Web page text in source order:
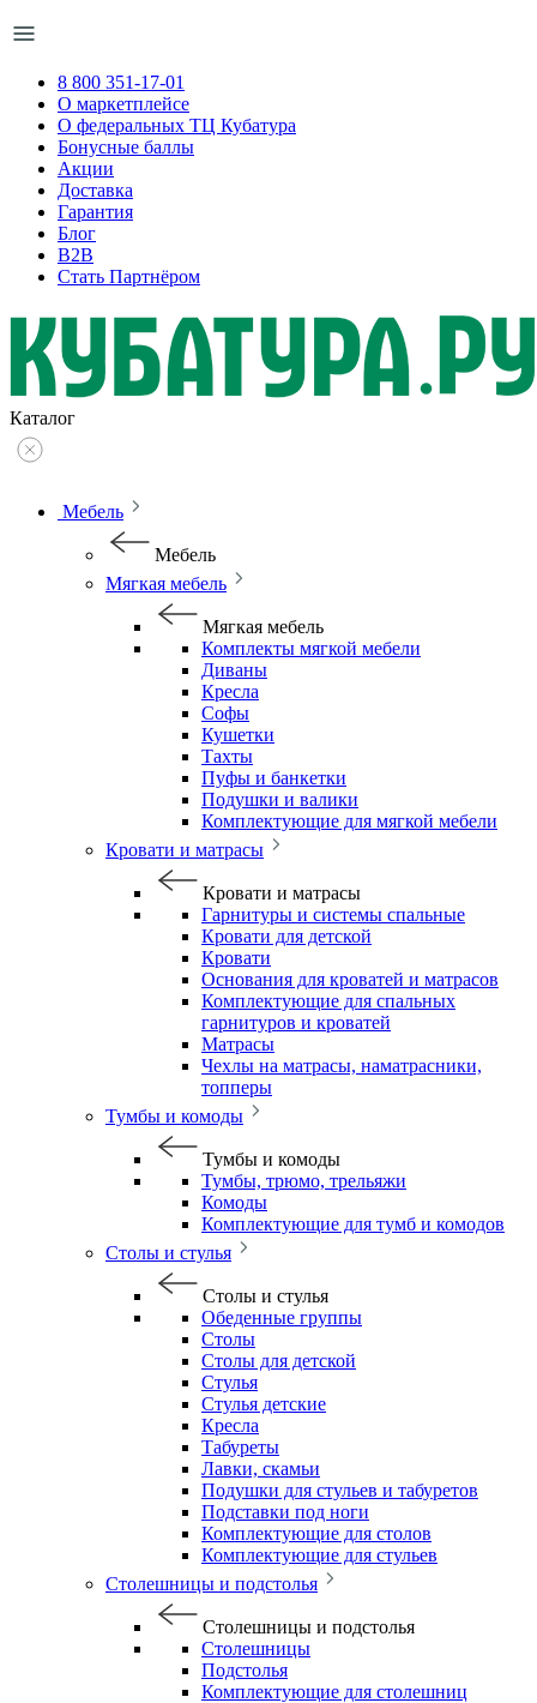
8 800 351-17-01
О маркетплейсе
О федеральных ТЦ Кубатура
Бонусные баллы
Акции
Доставка
Гарантия
Блог
B2B
Стать Партнёром
Каталог
Мебель
Мебель
Мягкая мебель
Мягкая мебель
Комплекты мягкой мебели
Диваны
Кресла
Софы
Кушетки
Тахты
Пуфы и банкетки
Подушки и валики
Комплектующие для мягкой мебели
Кровати и матрасы
Кровати и матрасы
Гарнитуры и системы спальные
Кровати для детской
Кровати
Основания для кроватей и матрасов
Комплектующие для спальных
гарнитуров и кроватей
Матрасы
Чехлы на матрасы, наматрасники,
топперы
Тумбы и комоды
Тумбы и комоды
Тумбы, трюмо, трельяжи
Комоды
Комплектующие для тумб и комодов
Столы и стулья
Столы и стулья
Обеденные группы
Столы
Столы для детской
Стулья
Стулья детские
Кресла
Табуреты
Лавки, скамьи
Подушки для стульев и табуретов
Подставки под ноги
Комплектующие для столов
Комплектующие для стульев
Столешницы и подстолья
Столешницы и подстолья
Столешницы
Подстолья
Комплектующие для столешниц